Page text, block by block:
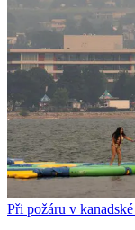
Při požáru v